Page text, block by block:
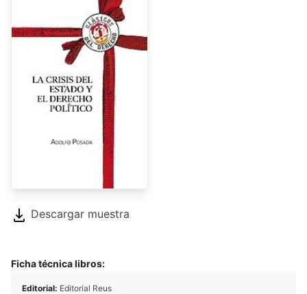
Descargar muestra
Ficha técnica libros:
Editorial: Editorial Reus